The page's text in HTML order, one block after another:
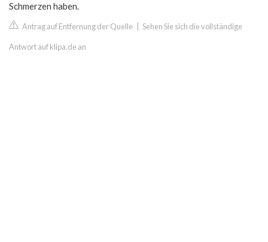
Schmerzen haben.
Antrag auf Entfernung der Quelle Sehen Sie sich die vollständige
Antwort auf klipa.de an